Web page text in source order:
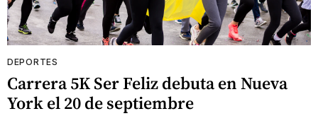
DEPORTES
Carrera 5K Ser Feliz debuta en Nueva
York el 20 de septiembre